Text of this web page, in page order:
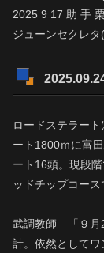
2025 9 17 助 手
ジューンセクレ
ロードステラー
ート1800ｍに富
ート16頭。現段
ッドチップコース
武調教師 「９月
計。依然として